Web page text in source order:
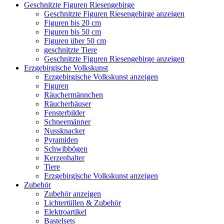
Geschnitzte Figuren Riesengebirge
Geschnitzte Figuren Riesengebirge anzeigen
Figuren bis 20 cm
Figuren bis 50 cm
Figuren über 50 cm
geschnitzte Tiere
Geschnitzte Figuren Riesengebirge anzeigen
Erzgebirgische Volkskunst
Erzgebirgische Volkskunst anzeigen
Figuren
Räuchermännchen
Räucherhäuser
Fensterbilder
Schneemänner
Nussknacker
Pyramiden
Schwibbögen
Kerzenhalter
Tiere
Erzgebirgische Volkskunst anzeigen
Zubehör
Zubehör anzeigen
Lichtertüllen & Zubehör
Elektroartikel
Bastelsets